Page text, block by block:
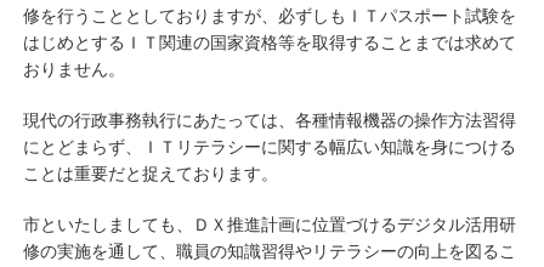
修を行うこととしておりますが、必ずしもＩＴパスポート試験を
はじめとするＩＴ関連の国家資格等を取得することまでは求めて
おりません。
現代の行政事務執行にあたっては、各種情報機器の操作方法習得
にとどまらず、ＩＴリテラシーに関する幅広い知識を身につける
ことは重要だと捉えております。
市といたしましても、ＤＸ推進計画に位置づけるデジタル活用研
修の実施を通して、職員の知識習得やリテラシーの向上を図るこ